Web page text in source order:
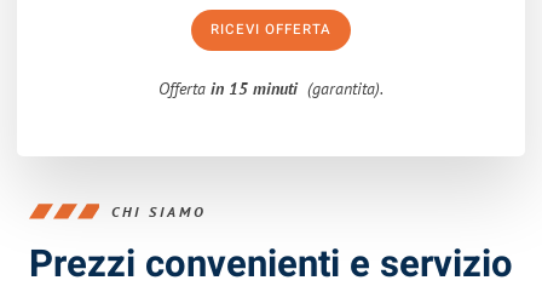
RICEVI OFFERTA
Offerta in 15 minuti (garantita).
CHI SIAMO
Prezzi convenienti e servizio